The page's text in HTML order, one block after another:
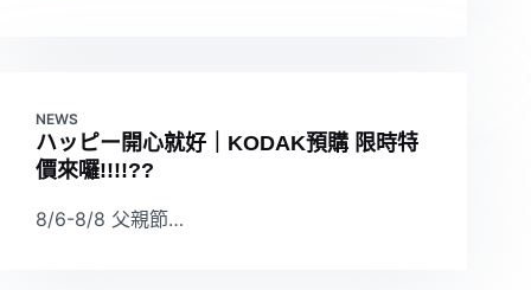
NEWS
ハッピー開心就好｜KODAK預購 限時特
價來囉!!!!??
8/6-8/8 父親節…